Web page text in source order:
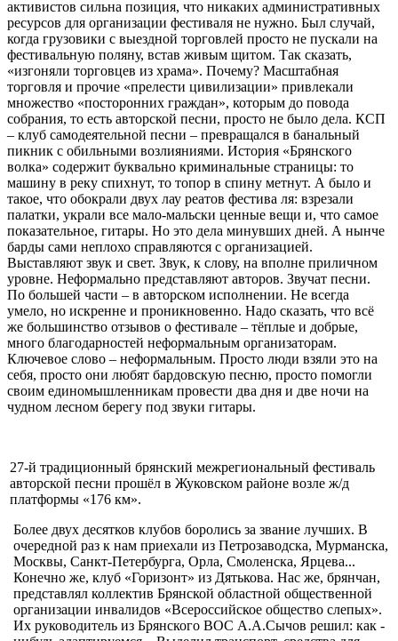
активистов сильна позиция, что никаких административных
ресурсов для организации фестиваля не нужно. Был случай,
когда грузовики с выездной торговлей просто не пускали на
фестивальную поляну, встав живым щитом. Так сказать,
«изгоняли торговцев из храма». Почему? Масштабная
торговля и прочие «прелести цивилизации» привлекали
множество «посторонних граждан», которым до повода
собрания, то есть авторской песни, просто не было дела. КСП
– клуб самодеятельной песни – превращался в банальный
пикник с обильными возлияниями. История «Брянского
волка» содержит буквально криминальные страницы: то
машину в реку спихнут, то топор в спину метнут. А было и
такое, что обокрали двух лау реатов фестива ля: взрезали
палатки, украли все мало-мальски ценные вещи и, что самое
показательное, гитары. Но это дела минувших дней. А нынче
барды сами неплохо справляются с организацией.
Выставляют звук и свет. Звук, к слову, на вполне приличном
уровне. Неформально представляют авторов. Звучат песни.
По большей части – в авторском исполнении. Не всегда
умело, но искренне и проникновенно. Надо сказать, что всё
же большинство отзывов о фестивале – тёплые и добрые,
много благодарностей неформальным организаторам.
Ключевое слово – неформальным. Просто люди взяли это на
себя, просто они любят бардовскую песню, просто помогли
своим единомышленникам провести два дня и две ночи на
чудном лесном берегу под звуки гитары.
27-й традицион­ный брянский межрегиональ­ный фестиваль
авторской пес­ни прошёл в Жуковском районе возле ж/д
платформы «176 км».
Более двух десятков клубов боролись за звание лучших. В
очередной раз к нам приеха­ли из Петрозаводска, Мурман­ска,
Москвы, Санкт-Петербур­га, Орла, Смоленска, Ярце­ва...
Конечно же, клуб «Гори­зонт» из Дятькова. Нас же, брянчан,
представлял коллек­тив Брянской областной обще­ственной
организации инвалидов «Всероссийское обще­ство слепых».
Их руководи­тель из Брянско­го ВОС А.А.Сы­чов решил: как -